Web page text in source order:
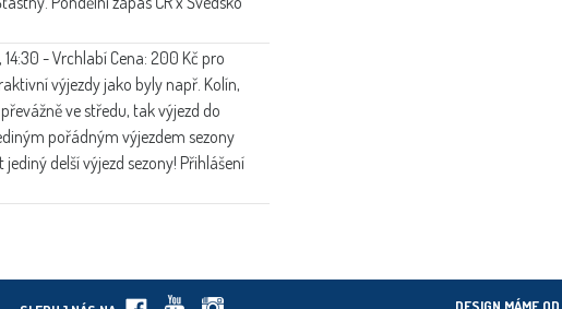
14:30 - Vrchlabí Cena: 200 Kč pro
výjezdy jako byly např. Kolín,
ve středu, tak výjezd do
pořádným výjezdem sezony
delší výjezd sezony! Přihlášení
DESIGN MÁME OD